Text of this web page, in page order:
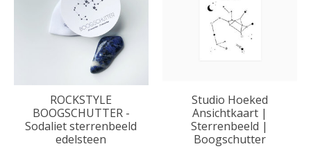
ROCKSTYLE
BOOGSCHUTTER -
Sodaliet sterrenbeeld
edelsteen
Studio Hoeked
Ansichtkaart |
Sterrenbeeld |
Boogschutter